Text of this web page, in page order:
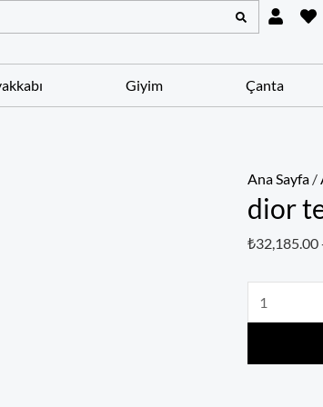
U
s
H
e
Giyim Çanta
Ana Sayfa /
dior
₺32,185.00
dior
terlik
37
numara